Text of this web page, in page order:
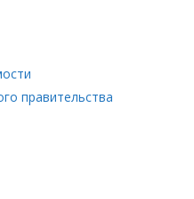
правительства